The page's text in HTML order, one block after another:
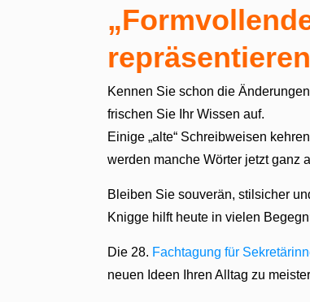
Kennen Sie schon die
frischen Sie Ihr Wissen auf.
Einige „alte“ Schreibweisen
werden manche Wörter jetzt ganz
Bleiben Sie souverän, stilsicher
Knigge hilft heute in vielen
Die 28. Fachtagung für
neuen Ideen Ihren Alltag zu